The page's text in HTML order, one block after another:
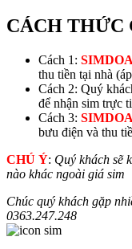
CÁCH THỨC
Cách 1:
thu tiền tại nhà
Cách 2: Quý
để nhận sim trực
Cách 3:
bưu điện và thu
CHÚ Ý: Quý khách sẽ
nào khác ngoài giá sim
Chúc quý khách gặp
0363.247.248